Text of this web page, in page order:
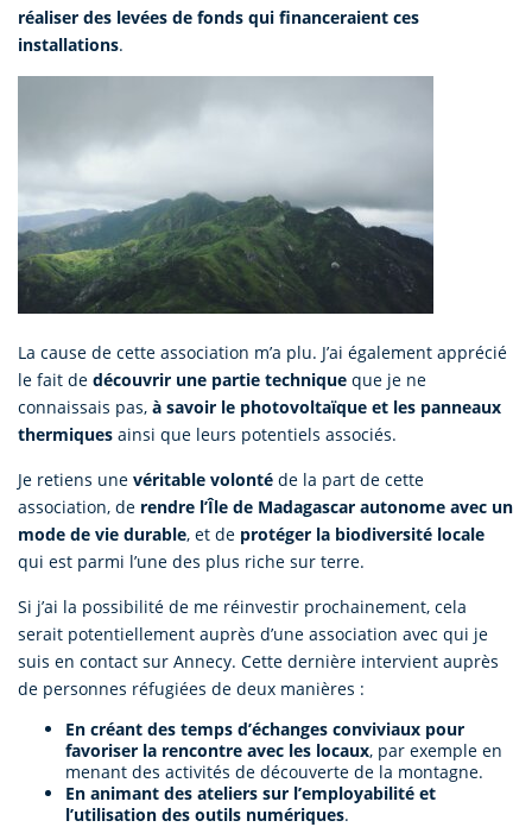
réaliser des levées de fonds qui financeraient ces
installations.
La cause de cette association m’a plu. J’ai également apprécié
le fait de découvrir une partie technique que je ne
connaissais pas, à savoir le photovoltaïque et les panneaux
thermiques ainsi que leurs potentiels associés.
Je retiens une véritable volonté de la part de cette
association, de rendre l’Île de Madagascar autonome avec un
mode de vie durable, et de protéger la biodiversité locale
qui est parmi l’une des plus riche sur terre.
Si j’ai la possibilité de me réinvestir prochainement, cela
serait potentiellement auprès d’une association avec qui je
suis en contact sur Annecy. Cette dernière intervient auprès
de personnes réfugiées de deux manières :
En créant des temps d’échanges conviviaux pour
favoriser la rencontre avec les locaux, par exemple en
menant des activités de découverte de la montagne.
En animant des ateliers sur l’employabilité et
l’utilisation des outils numériques.